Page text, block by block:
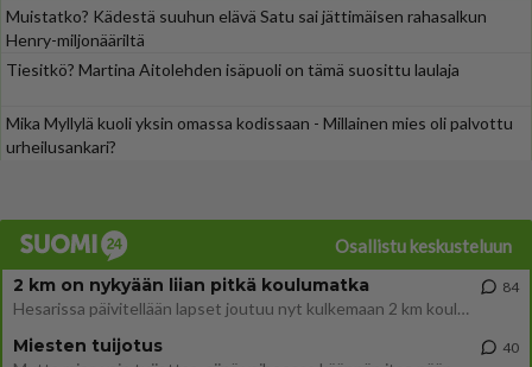
Muistatko? Kädestä suuhun elävä Satu sai jättimäisen rahasalkun
Henry-miljonääriltä
Tiesitkö? Martina Aitolehden isäpuoli on tämä suosittu laulaja
Mika Myllylä kuoli yksin omassa kodissaan - Millainen mies oli palvottu
urheilusankari?
Osallistu keskusteluun
2 km on nykyään liian pitkä koulumatka
Hesarissa päivitellään lapset joutuu nyt kulkemaan 2 km kouluun jösses. Ruostefillarilla tuo matka menee vaikka miten äk
84
Miesten tuijotus 40